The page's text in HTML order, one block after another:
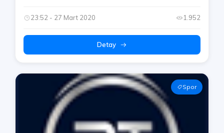
23:52 - 27 Mart 2020 1.952
Detay
Spor